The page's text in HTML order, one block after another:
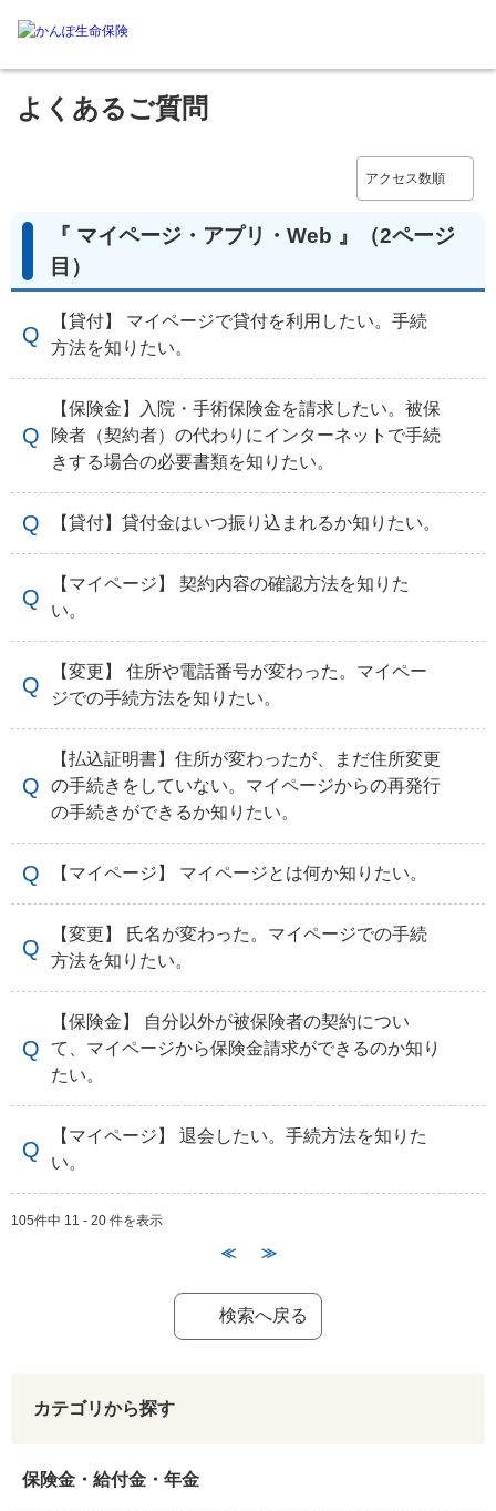
よくあるご質問
『 マイページ・アプリ・Web 』
（2ページ
目）
【貸付】 マイページで貸付を利用したい。手続
方法を知りたい。
【保険金】入院・手術保険金を請求したい。被保
険者（契約者）の代わりにインターネットで手続
きする場合の必要書類を知りたい。
【貸付】貸付金はいつ振り込まれるか知りたい。
【マイページ】 契約内容の確認方法を知りた
い。
【変更】 住所や電話番号が変わった。マイペー
ジでの手続方法を知りたい。
【払込証明書】住所が変わったが、まだ住所変更
の手続きをしていない。マイページからの再発行
の手続きができるか知りたい。
【マイページ】 マイページとは何か知りたい。
【変更】 氏名が変わった。マイページでの手続
方法を知りたい。
【保険金】 自分以外が被保険者の契約につい
て、マイページから保険金請求ができるのか知り
たい。
【マイページ】 退会したい。手続方法を知りた
い。
105件中 11 - 20 件を表示
≪ ≫
検索へ戻る
カテゴリから探す
保険金・給付金・年金